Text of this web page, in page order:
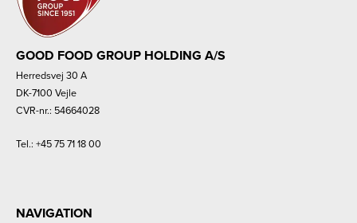
GOOD FOOD GROUP HOLDING A/S
Herredsvej 30 A
DK-7100 Vejle
CVR-nr.: 54664028
Tel.: +45 75 71 18 00
NAVIGATION